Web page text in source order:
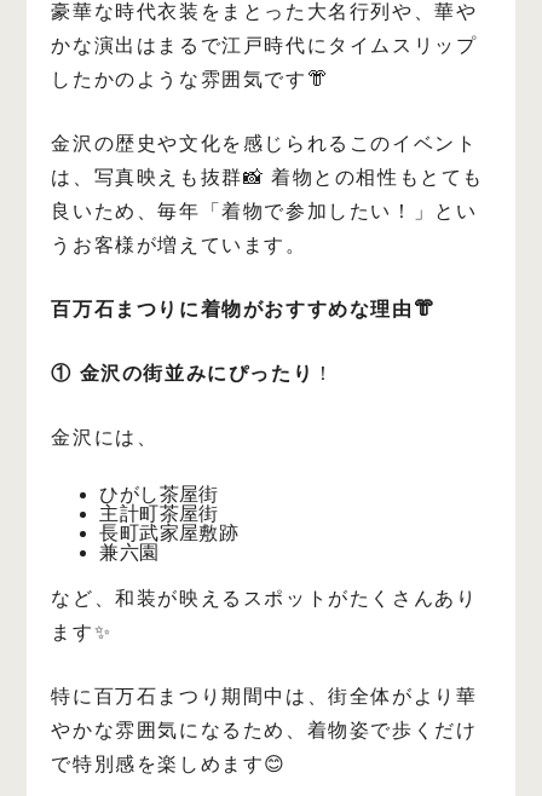
豪華な時代衣装をまとった大名行列や、華や
かな演出はまるで江戸時代にタイムスリップ
したかのような雰囲気です👘
金沢の歴史や文化を感じられるこのイベント
は、写真映えも抜群📸 着物との相性もとても
良いため、毎年「着物で参加したい！」とい
うお客様が増えています。
百万石まつりに着物がおすすめな理由👘
① 金沢の街並みにぴったり ！
金沢には、
ひがし茶屋街
主計町茶屋街
長町武家屋敷跡
兼六園
など、和装が映えるスポットがたくさんあり
ます✨
特に百万石まつり期間中は、街全体がより華
やかな雰囲気になるため、着物姿で歩くだけ
で特別感を楽しめます😊